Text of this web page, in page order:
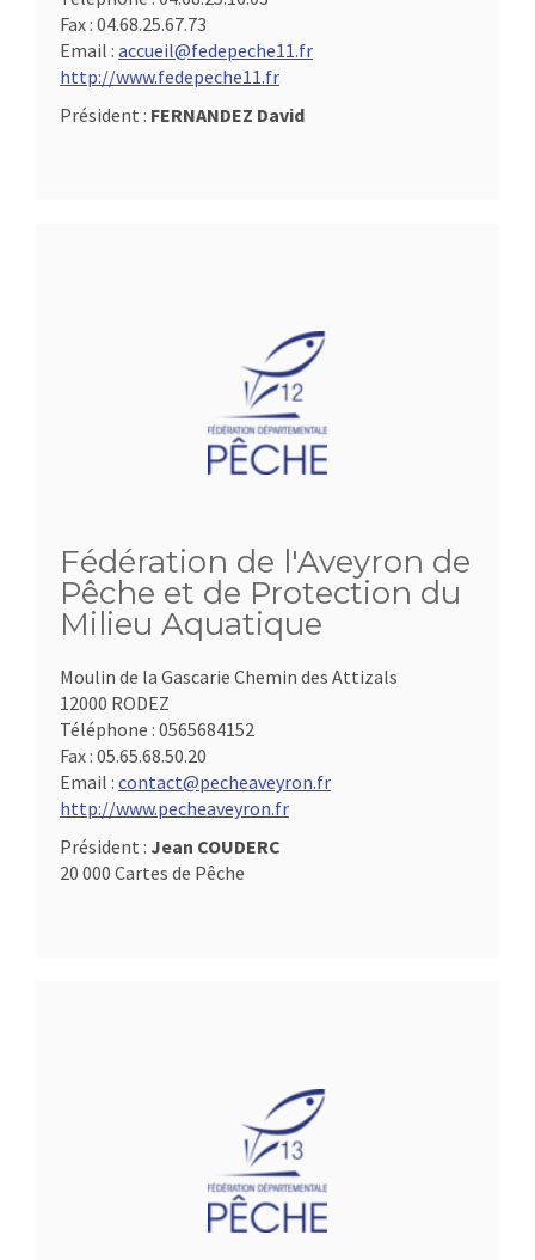
Fax : 04.68.25.67.73
Email : accueil@fedepeche11.fr
http://www.fedepeche11.fr
Président : FERNANDEZ David
Fédération de l'Aveyron de
Pêche et de Protection du
Milieu Aquatique
Moulin de la Gascarie Chemin des Attizals
12000 RODEZ
Téléphone : 0565684152
Fax : 05.65.68.50.20
Email : contact@pecheaveyron.fr
http://www.pecheaveyron.fr
Président : Jean COUDERC
20 000 Cartes de Pêche